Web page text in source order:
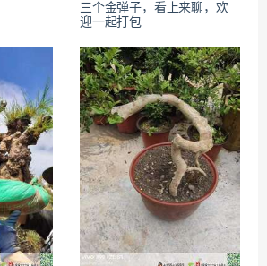
三个金弹子，看上来聊，欢
迎一起打包